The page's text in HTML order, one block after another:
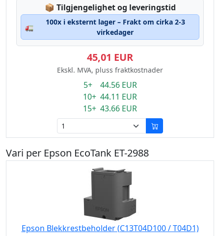
📦 Lagerstatus:
Tilgjengelighet og leveringstid
🚛
100x i eksternt lager – Frakt om cirka 2-3
virkedager
45,01 EUR
Ekskl. MVA, pluss fraktkostnader
5+ 44.56 EUR
10+ 44.11 EUR
15+ 43.66 EUR
Vari per Epson EcoTank ET-2988
Epson Blekkrestbeholder (C13T04D100 / T04D1)